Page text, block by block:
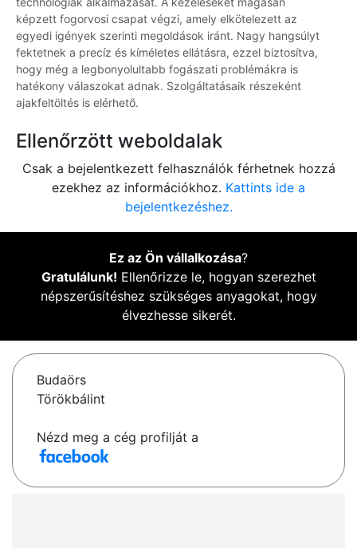
képzett fogorvosi csapat végzi, amely elkötelezett az
egyedi igények szerinti megoldások iránt. Nagy hangsúlyt
fektetnek a precíz és kíméletes ellátásra, ezzel biztosítva,
hogy még a legbonyolultabb fogászati problémákra is
hatékony válaszokat adnak. Szolgáltatásaik részeként
ajakfeltöltés is elérhető.
Ellenőrzött weboldalak
Csak a bejelentkezett felhasználók férhetnek hozzá
ezekhez az információkhoz. Kattints ide a
bejelentkezéshez.
Ez az Ön vállalkozása?
Gratulálunk! Ellenőrizze le, hogyan szerezhet
népszerűsítéshez szükséges anyagokat, hogy
élvezhesse sikerét.
Budaörs
Törökbálint
Nézd meg a cég profilját a